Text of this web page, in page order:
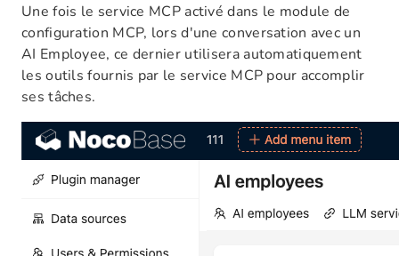
Une fois le service MCP activé dans le module de
configuration MCP, lors d'une conversation avec un
AI Employee, ce dernier utilisera automatiquement
les outils fournis par le service MCP pour accomplir
ses tâches.